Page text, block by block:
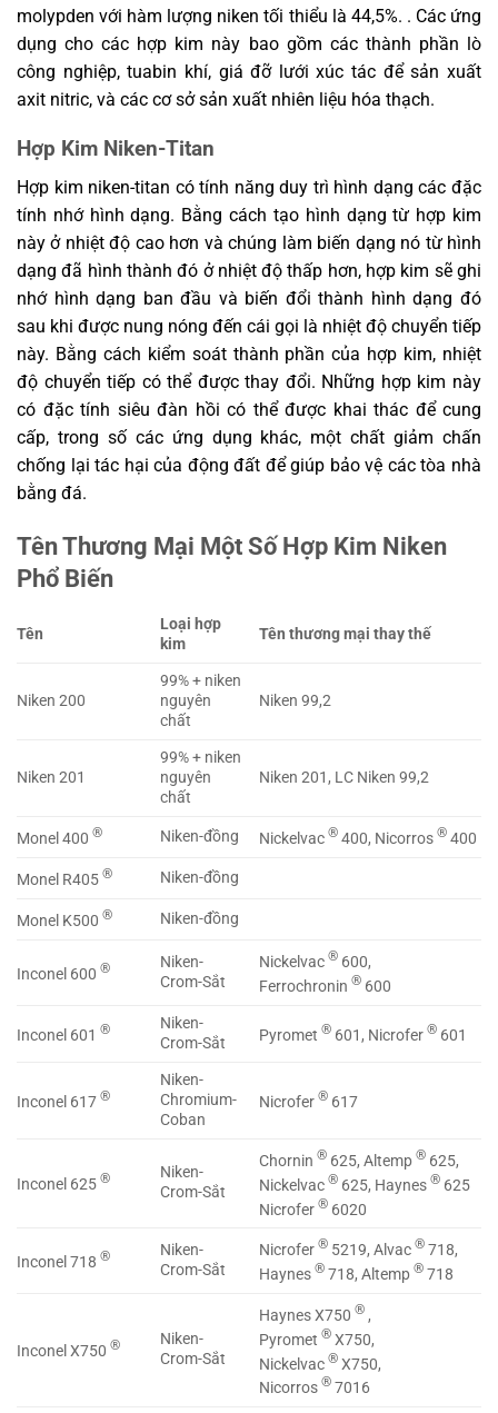
molypden với hàm lượng niken tối thiểu là 44,5%. . Các ứng
dụng cho các hợp kim này bao gồm các thành phần lò
công nghiệp, tuabin khí, giá đỡ lưới xúc tác để sản xuất
axit nitric, và các cơ sở sản xuất nhiên liệu hóa thạch.
Hợp Kim Niken-Titan
Hợp kim niken-titan có tính năng duy trì hình dạng các đặc
tính nhớ hình dạng. Bằng cách tạo hình dạng từ hợp kim
này ở nhiệt độ cao hơn và chúng làm biến dạng nó từ hình
dạng đã hình thành đó ở nhiệt độ thấp hơn, hợp kim sẽ ghi
nhớ hình dạng ban đầu và biến đổi thành hình dạng đó
sau khi được nung nóng đến cái gọi là nhiệt độ chuyển tiếp
này. Bằng cách kiểm soát thành phần của hợp kim, nhiệt
độ chuyển tiếp có thể được thay đổi. Những hợp kim này
có đặc tính siêu đàn hồi có thể được khai thác để cung
cấp, trong số các ứng dụng khác, một chất giảm chấn
chống lại tác hại của động đất để giúp bảo vệ các tòa nhà
bằng đá.
Tên Thương Mại Một Số Hợp Kim Niken
Phổ Biến
Tên
Loại hợp
kim
Tên thương mại thay thế
Niken 200
99% + niken
nguyên
chất
Niken 99,2
Niken 201
99% + niken
nguyên
chất
Niken 201, LC Niken 99,2
Monel 400 ® Niken-đồng Nickelvac® 400, Nicorros® 400
Monel R405 ® Niken-đồng
Monel K500 ® Niken-đồng
Inconel 600 ®
Niken-
Crom-Sắt
Nickelvac® 600,
Ferrochronin® 600
Inconel 601 ®
Niken-
Crom-Sắt
Pyromet® 601, Nicrofer® 601
Inconel 617 ®
Niken-
Chromium-
Coban
Nicrofer® 617
Inconel 625 ®
Niken-
Crom-Sắt
Chornin® 625, Altemp® 625,
Nickelvac® 625, Haynes® 625
Nicrofer® 6020
Inconel 718 ®
Niken-
Crom-Sắt
Nicrofer® 5219, Alvac® 718,
Haynes® 718, Altemp® 718
Inconel X750 ®
Niken-
Crom-Sắt
Haynes X750® ,
Pyromet® X750,
Nickelvac® X750,
Nicorros® 7016